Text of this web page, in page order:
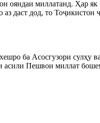
ояндаи миллатанд. Ҳар як
даст дод, то
ба Асосгузори сулҳу
Пешвои миллат